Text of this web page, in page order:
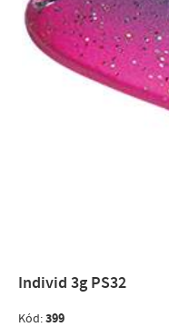
Individ 3g PS32
Kód:399